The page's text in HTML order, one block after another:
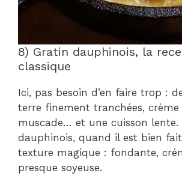
8) Gratin dauphinois, la
classique
Ici, pas besoin d’en faire trop :
terre finement tranchées,
muscade… et une cuisson lente.
dauphinois, quand il est bien
texture magique : fondante,
presque soyeuse.